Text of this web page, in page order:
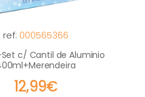
ref: 000565366
Set c/ Cantil de Aluminio
12,99€